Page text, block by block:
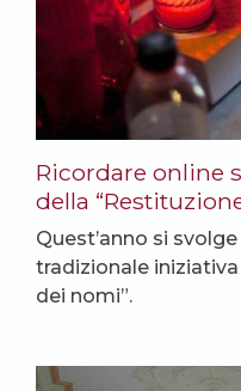
Ricordare online
della
Quest’anno si
tradizionale
dei nomi”.